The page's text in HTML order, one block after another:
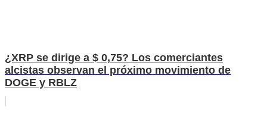
¿XRP se dirige a $ 0,75? Los comerciantes
alcistas observan el próximo movimiento de
DOGE y RBLZ